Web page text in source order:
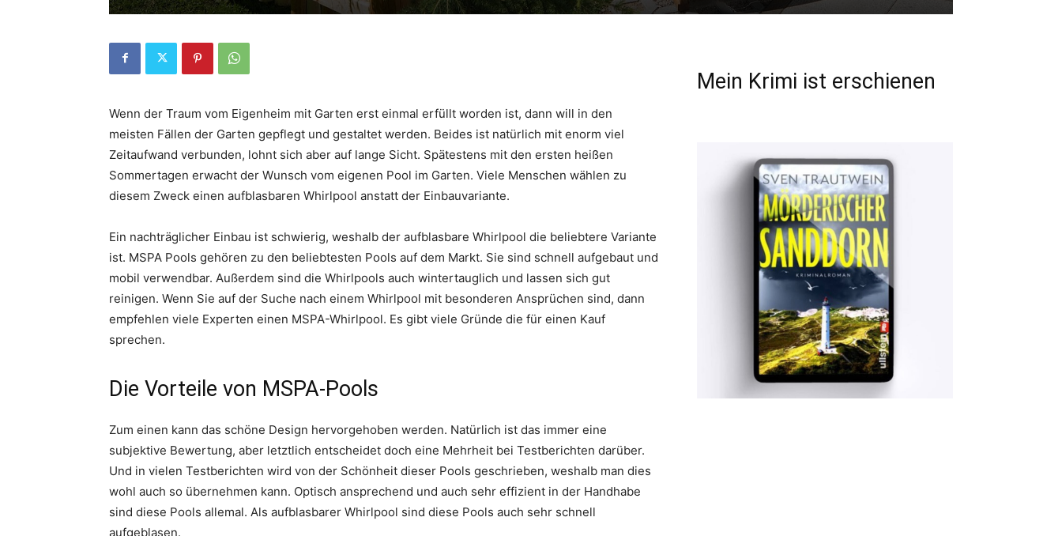
Wenn der Traum vom Eigenheim mit Garten erst einmal erfüllt worden ist, dann will in den
meisten Fällen der Garten gepflegt und gestaltet werden. Beides ist natürlich mit enorm viel
Zeitaufwand verbunden, lohnt sich aber auf lange Sicht. Spätestens mit den ersten heißen
Sommertagen erwacht der Wunsch vom eigenen Pool im Garten. Viele Menschen wählen zu
diesem Zweck einen aufblasbaren Whirlpool anstatt der Einbauvariante.
Ein nachträglicher Einbau ist schwierig, weshalb der aufblasbare Whirlpool die beliebtere Variante
ist. MSPA Pools gehören zu den beliebtesten Pools auf dem Markt. Sie sind schnell aufgebaut und
mobil verwendbar. Außerdem sind die Whirlpools auch wintertauglich und lassen sich gut
reinigen. Wenn Sie auf der Suche nach einem Whirlpool mit besonderen Ansprüchen sind, dann
empfehlen viele Experten einen MSPA-Whirlpool. Es gibt viele Gründe die für einen Kauf
sprechen.
Die Vorteile von MSPA-Pools
Zum einen kann das schöne Design hervorgehoben werden. Natürlich ist das immer eine
subjektive Bewertung, aber letztlich entscheidet doch eine Mehrheit bei Testberichten darüber.
Und in vielen Testberichten wird von der Schönheit dieser Pools geschrieben, weshalb man dies
wohl auch so übernehmen kann. Optisch ansprechend und auch sehr effizient in der Handhabe
sind diese Pools allemal. Als aufblasbarer Whirlpool sind diese Pools auch sehr schnell
aufgeblasen.
Mein Krimi ist erschienen